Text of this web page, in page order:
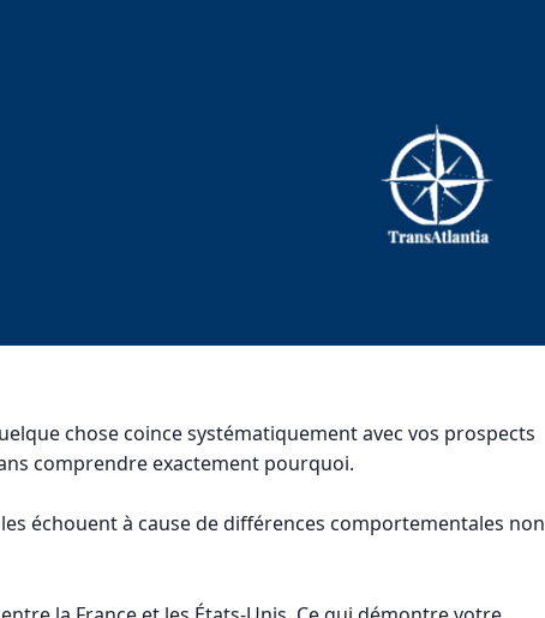
chose coince systématiquement avec vos prospects
comprendre exactement pourquoi.
échouent à cause de différences comportementales non